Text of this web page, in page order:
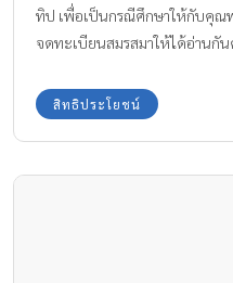
ทิป เพื่อเป็นกรณีศึกษาให้กับคุณ
จดทะเบียนสมรสมาให้ได้อ่านกั
เขาสิทธิประโยชน์